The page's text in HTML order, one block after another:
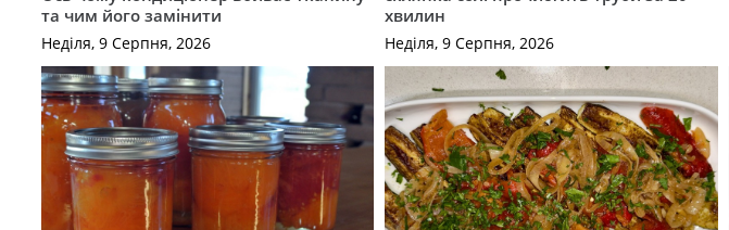
та чим його замінити
Неділя, 9 Серпня, 2026
хвилин
Неділя, 9 Серпня, 2026